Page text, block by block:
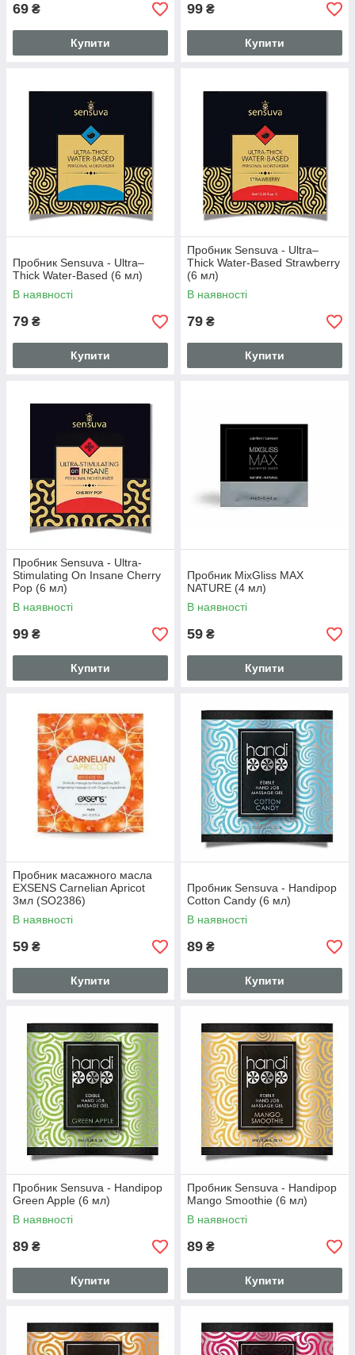
69 ₴
Купити
99 ₴
Купити
Пробник Sensuva - Ultra–
Thick Water-Based (6 мл)
В наявності
79 ₴
Купити
Пробник Sensuva - Ultra–
Thick Water-Based Strawberry
(6 мл)
В наявності
79 ₴
Купити
Пробник Sensuva - Ultra-
Stimulating On Insane Cherry
Pop (6 мл)
В наявності
99 ₴
Купити
Пробник MixGliss MAX
NATURE (4 мл)
В наявності
59 ₴
Купити
Пробник масажного масла
EXSENS Carnelian Apricot
3мл (SO2386)
В наявності
59 ₴
Купити
Пробник Sensuva - Handipop
Cotton Candy (6 мл)
В наявності
89 ₴
Купити
Пробник Sensuva - Handipop
Green Apple (6 мл)
В наявності
89 ₴
Купити
Пробник Sensuva - Handipop
Mango Smoothie (6 мл)
В наявності
89 ₴
Купити